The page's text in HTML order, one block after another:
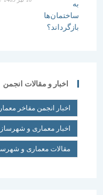
اخبار و مقالات انجمن
اخبار انجمن مفاخر معماری ایران
اخبار معماری و شهرسازی(540)
مقالات معماری و شهرسازی(167)